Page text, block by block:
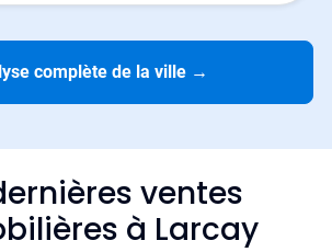
complète de la ville →
ventes
à Larcay